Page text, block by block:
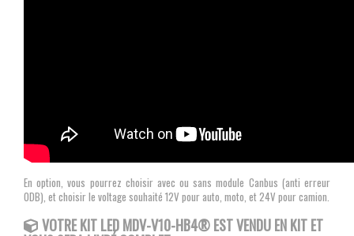
En option, vous pourrez choisir avec ou sans module Canbus (anti erreur
ODB), et choisir le voltage souhaité 12V pour auto, moto, et 24V pour camion.
VOTRE KIT LED MDV-V10-HB4® EST VENDU EN KIT ET